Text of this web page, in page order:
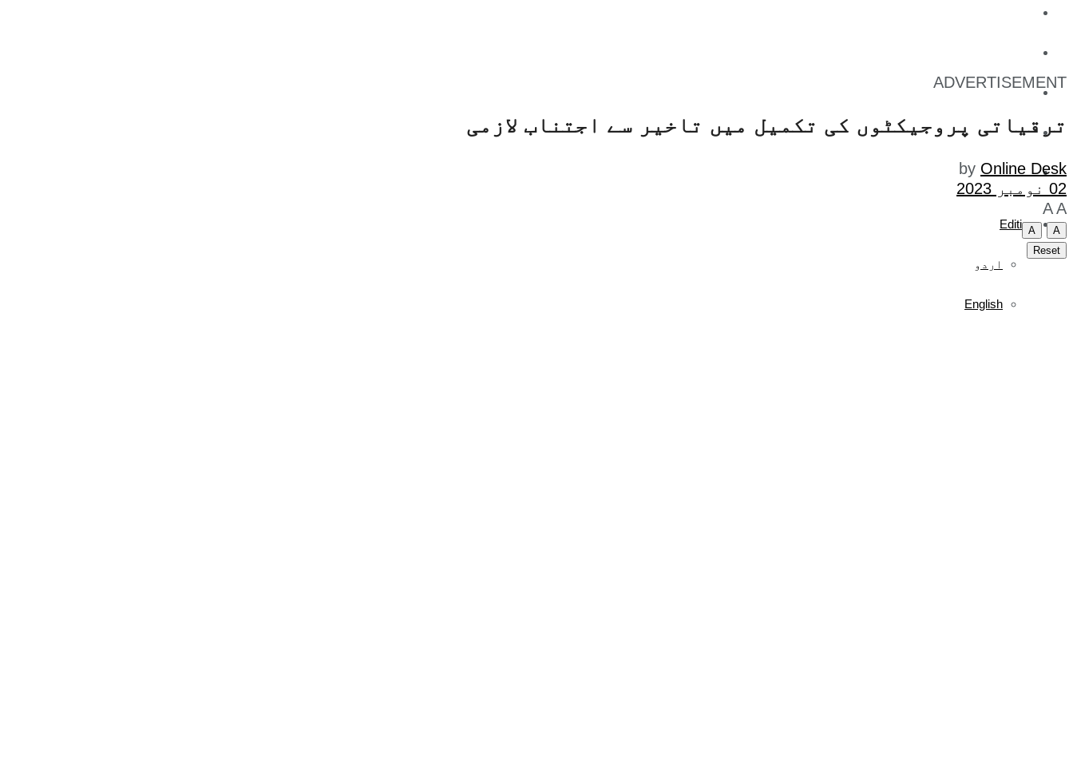
تفریح
صحت
آج کا اخبار
Edition
اردو
English
ADVERTISEMENT
ترقیاتی پروجیکٹوں کی تکمیل میں تاخیر سے اجتناب لازمی
by Online Desk
02 نومبر 2023
A A
A
A
Reset